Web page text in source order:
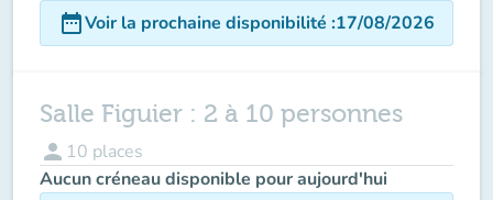
date_rangeVoir la prochaine disponibilité :17/08/2026
Salle Figuier : 2 à 10 personnes
person 10 places
Aucun créneau disponible pour aujourd'hui